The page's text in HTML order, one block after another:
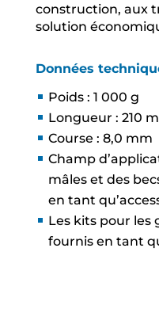
construction, aux
solution
Données
Poids : 1 000 g
Longueur : 210
Course : 8,0 mm
Champ
mâles et des
en tant
Les kits pour les
fournis en tant